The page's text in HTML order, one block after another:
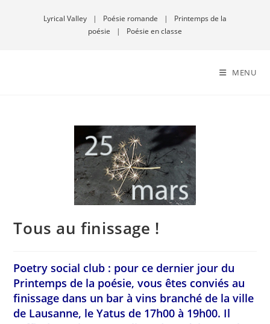
Lyrical Valley | Poésie romande |
Printemps de la
poésie
| Poésie en classe
MENU
Tous au finissage !
Poetry social club : pour ce dernier jour du
Printemps de la poésie, vous êtes conviés au
finissage dans un bar à vins branché de la ville
de Lausanne, le Yatus de 17h00 à 19h00. Il